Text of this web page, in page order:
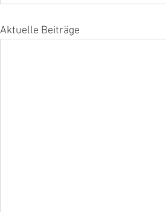
Aktuelle Beiträge